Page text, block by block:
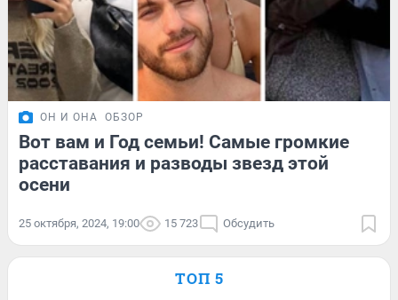
ОН И ОНА ОБЗОР
Вот вам и Год семьи! Самые громкие
расставания и разводы звезд этой
осени
25 октября, 2024, 19:00 15 723 Обсудить
ТОП 5